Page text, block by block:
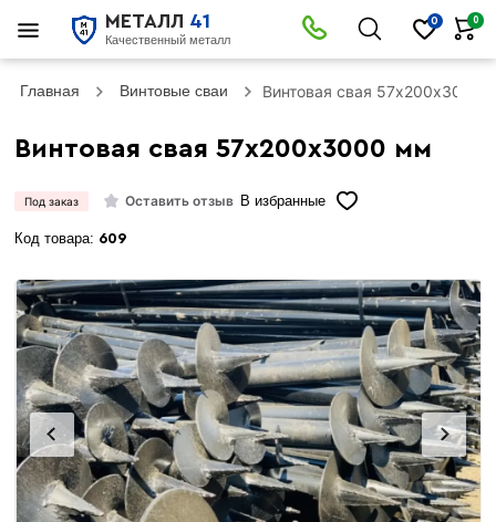
МЕТАЛЛ 41
Качественный металл
0 0
Главная Винтовые сваи Винтовая свая 57х200х3000
Винтовая свая 57х200х3000 мм
Под заказ Оставить отзыв В избранные
Код товара: 609